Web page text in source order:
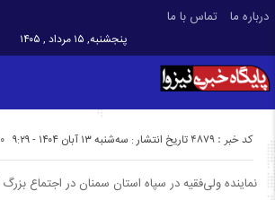
درباره ما تماس با ما
پنجشنبه, ۱۵ مرداد , ۱۴۰۵
تاریخ انتشار : سه‌شنبه ۱۳ آبان ۱۴۰۴ - ۹:۲۹ کد خبر : 4879 ۰ نظر
نماینده ولی‌فقیه در سپاه استان سمنان در اجتماع بزرگ ۱۳ آبان مهدیشهر